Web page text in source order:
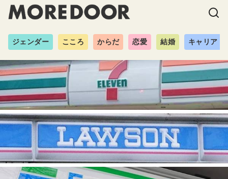
ジェンダー こころ からだ 恋愛 結婚 キャリア